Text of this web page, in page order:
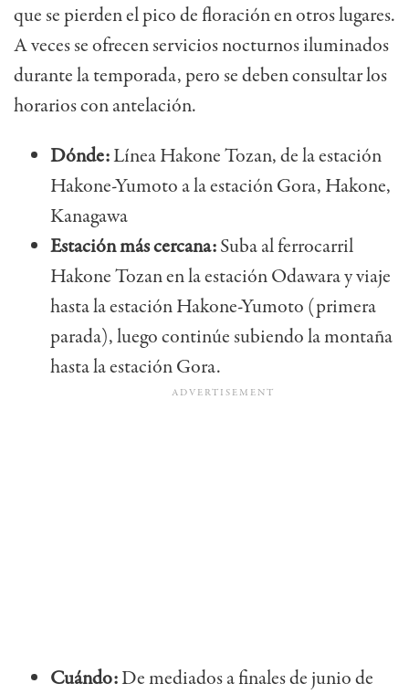
que se pierden el pico de floración en otros lugares.
A veces se ofrecen servicios nocturnos iluminados
durante la temporada, pero se deben consultar los
horarios con antelación.
Dónde:Línea Hakone Tozan, de la estación
Hakone-Yumoto a la estación Gora, Hakone,
Kanagawa
Estación más cercana:Suba al ferrocarril
Hakone Tozan en la estación Odawara y viaje
hasta la estación Hakone-Yumoto (primera
parada), luego continúe subiendo la montaña
hasta la estación Gora.
Cuándo:De mediados a finales de junio de